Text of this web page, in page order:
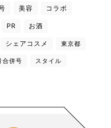
美容 コラボ
PR お酒
シェアコスメ 東京都
併号 スタイル